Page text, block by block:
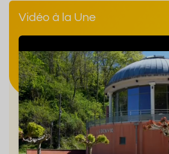
Vidéo à la Une